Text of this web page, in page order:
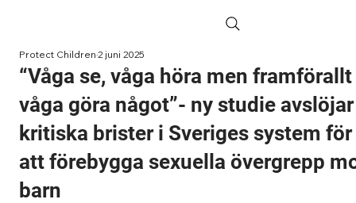
“Våga se, våga höra men framförallt
våga göra något”- ny studie avslöjar
kritiska brister i Sveriges system för
att förebygga sexuella övergrepp
barn
Protect Children2 juni 2025